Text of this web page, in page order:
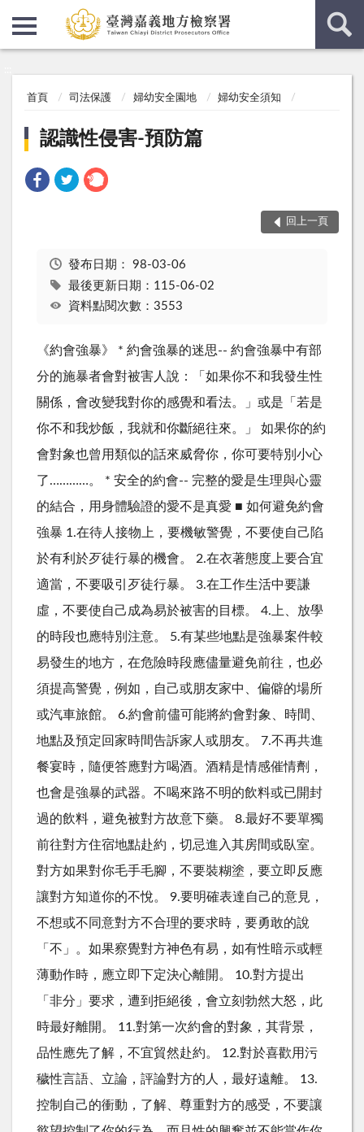
首頁 司法保護 婦幼安全園地 婦幼安全須知
認識性侵害-預防篇
回上一頁
發布日期： 98-03-06
最後更新日期：115-06-02
資料點閱次數：3553
《約會強暴》 * 約會強暴的迷思-- 約會強暴中有部
分的施暴者會對被害人說：「如果你不和我發生性
關係，會改變我對你的感覺和看法。」或是「若是
你不和我炒飯，我就和你斷絕往來。」 如果你的約
會對象也曾用類似的話來威脅你，你可要特別小心
了…………。 * 安全的約會-- 完整的愛是生理與心靈
的結合，用身體驗證的愛不是真愛 ■ 如何避免約會
強暴 1.在待人接物上，要機敏警覺，不要使自己陷
於有利於歹徒行暴的機會。 2.在衣著態度上要合宜
適當，不要吸引歹徒行暴。 3.在工作生活中要謙
虛，不要使自己成為易於被害的目標。 4.上、放學
的時段也應特別注意。 5.有某些地點是強暴案件較
易發生的地方，在危險時段應儘量避免前往，也必
須提高警覺，例如，自己或朋友家中、偏僻的場所
或汽車旅館。 6.約會前儘可能將約會對象、時間、
地點及預定回家時間告訴家人或朋友。 7.不再共進
餐宴時，隨便答應對方喝酒。酒精是情感催情劑，
也會是強暴的武器。不喝來路不明的飲料或已開封
過的飲料，避免被對方故意下藥。 8.最好不要單獨
前往對方住宿地點赴約，切忌進入其房間或臥室。
對方如果對你毛手毛腳，不要裝糊塗，要立即反應
讓對方知道你的不悅。 9.要明確表達自己的意見，
不想或不同意對方不合理的要求時，要勇敢的說
「不」。如果察覺對方神色有易，如有性暗示或輕
薄動作時，應立即下定決心離開。 10.對方提出
「非分」要求，遭到拒絕後，會立刻勃然大怒，此
時最好離開。 11.對第一次約會的對象，其背景，
品性應先了解，不宜貿然赴約。 12.對於喜歡用污
穢性言語、立論，評論對方的人，最好遠離。 13.
控制自己的衝動，了解、尊重對方的感受，不要讓